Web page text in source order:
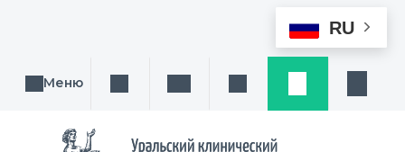
RU
Меню Поиск услуги, направления или врача
Написать намЗаказ звонка